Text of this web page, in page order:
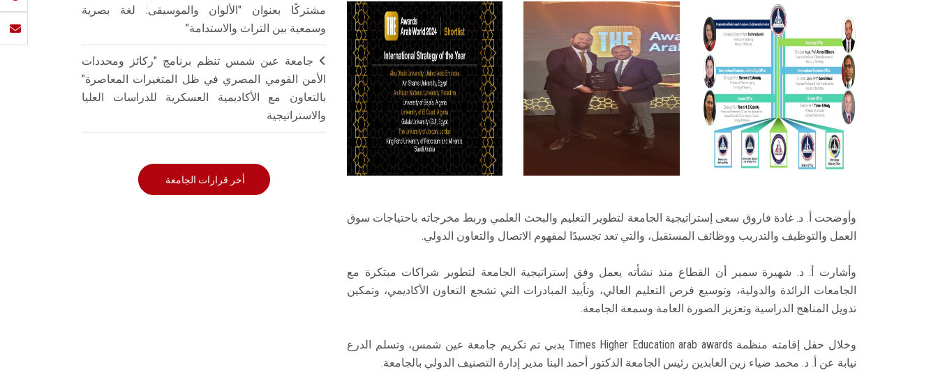
وأوضحت أ. د. غادة فاروق سعى إستراتيجية الجامعة لتطوير التعليم والبحث العلمي وربط مخرجاته باحتياجات سوق
العمل والتوظيف والتدريب ووظائف المستقبل، والتي تعد تجسيدًا لمفهوم الاتصال والتعاون الدولي.
وأشارت أ. د. شهيرة سمير أن القطاع منذ نشأته يعمل وفق إستراتيجية الجامعة لتطوير شراكات مبتكرة مع
الجامعات الرائدة والدولية، وتوسيع فرص التعليم العالي، وتأييد المبادرات التي تشجع التعاون الأكاديمي، وتمكين
تدويل المناهج الدراسية وتعزيز الصورة العامة وسمعة الجامعة.
وخلال حفل إقامته منظمة Times Higher Education arab awards بدبي تم تكريم جامعة عين شمس، وتسلم الدرع
نيابة عن أ. د. محمد ضياء زين العابدين رئيس الجامعة الدكتور أحمد البنا مدير إدارة التصنيف الدولي بالجامعة.
مشتركًا بعنوان "الألوان والموسيقى: لغة بصرية
وسمعية بين التراث والاستدامة"
جامعة عين شمس تنظم برنامج "ركائز ومحددات
الأمن القومي المصري في ظل المتغيرات المعاصرة"
بالتعاون مع الأكاديمية العسكرية للدراسات العليا
والاستراتيجية
أخر قرارات الجامعة